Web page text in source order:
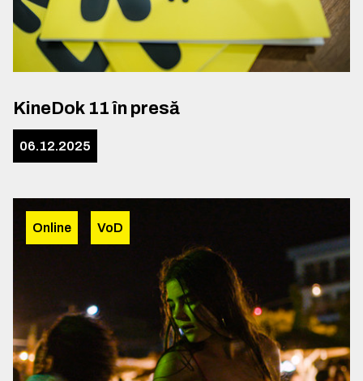
KineDok 11 în presă
06.12.2025
Online VoD